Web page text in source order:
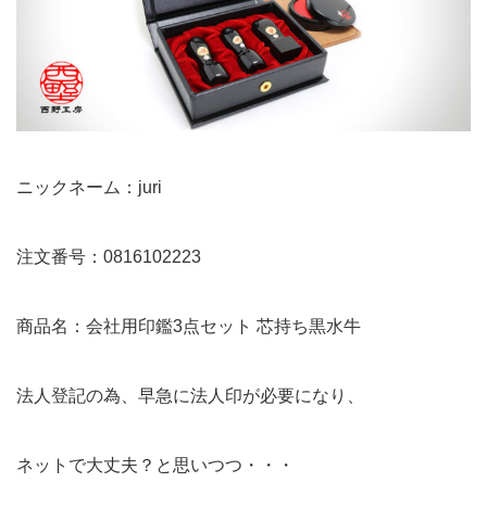
ニックネーム：juri
注文番号：0816102223
商品名：会社用印鑑3点セット 芯持ち黒水牛
法人登記の為、早急に法人印が必要になり、
ネットで大丈夫？と思いつつ・・・